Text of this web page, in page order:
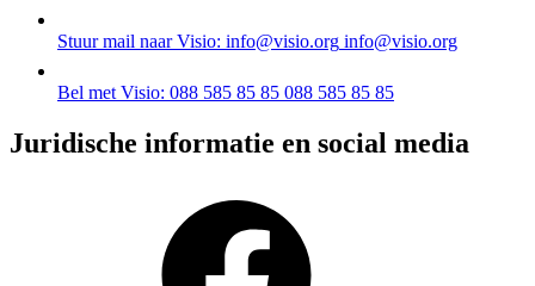
Stuur mail naar Visio: info@visio.org info@visio.org
Bel met Visio: 088 585 85 85 088 585 85 85
Juridische informatie en social media